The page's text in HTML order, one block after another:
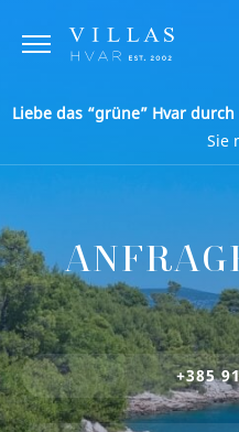
Liebe das “grüne” Hvar
Sie
+385